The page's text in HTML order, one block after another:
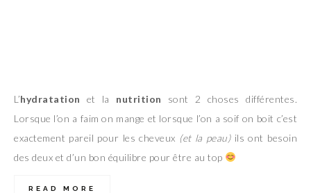
L’hydratation et la nutrition sont 2 choses différentes.
Lorsque l’on a faim on mange et lorsque l’on a soif on boit c’est
exactement pareil pour les cheveux (et la peau)ils ont besoin
des deux et d’un bon équilibre pour être au top
READ MORE